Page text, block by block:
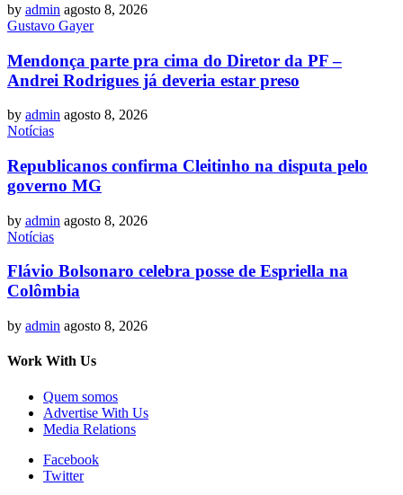
by admin agosto 8, 2026
Gustavo Gayer
Mendonça parte pra cima do Diretor da PF –
Andrei Rodrigues já deveria estar preso
by admin agosto 8, 2026
Notícias
Republicanos confirma Cleitinho na disputa pelo
governo MG
by admin agosto 8, 2026
Notícias
Flávio Bolsonaro celebra posse de Espriella na
Colômbia
by admin agosto 8, 2026
Work With Us
Quem somos
Advertise With Us
Media Relations
Facebook
Twitter